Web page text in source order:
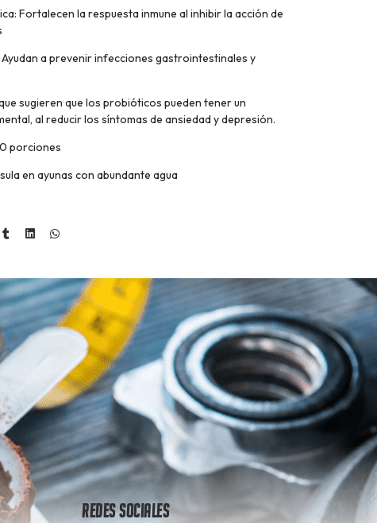
Fortalecen la respuesta inmune al inhibir la acción de
a prevenir infecciones gastrointestinales y
sugieren que los probióticos pueden tener un
al reducir los síntomas de ansiedad y depresión.
porciones
en ayunas con abundante agua
Redes Sociales